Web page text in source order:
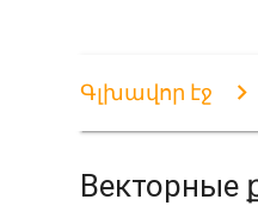
Գլխավոր էջ